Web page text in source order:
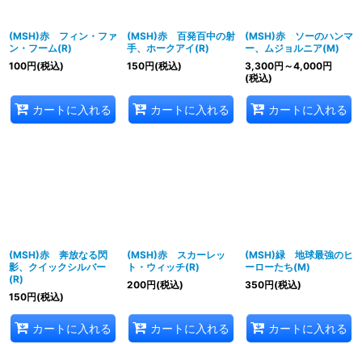
(MSH)赤 フィン・ファ
ン・フーム(R)
100円(税込)
カートに入れる
(MSH)赤 百発百中の射
手、ホークアイ(R)
150円(税込)
カートに入れる
(MSH)赤 ソーのハンマ
ー、ムジョルニア(M)
3,300円 ～4,000円
(税込)
カートに入れる
(MSH)赤 奔放なる閃
影、クイックシルバー
(R)
150円(税込)
カートに入れる
(MSH)赤 スカーレッ
ト・ウィッチ(R)
200円(税込)
カートに入れる
(MSH)緑 地球最強のヒ
ーローたち(M)
350円(税込)
カートに入れる